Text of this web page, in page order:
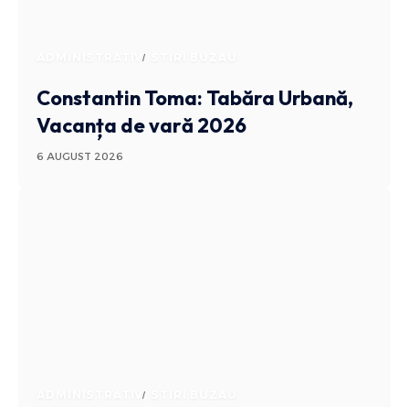
ADMINISTRATIV
Constantin Toma: Tabăra Urbană,
Vacanța de vară 2026
6 AUGUST 2026
ADMINISTRATIV